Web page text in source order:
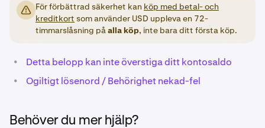
För förbättrad säkerhet kan köp med betal- och
kreditkort som använder USD uppleva en 72-
timmarslåsning påalla köp, inte bara ditt första köp.
• Detta belopp kan inte överstiga ditt kontosaldo
• Ogiltigt lösenord / Behörighet nekad-fel
Behöver du mer hjälp?